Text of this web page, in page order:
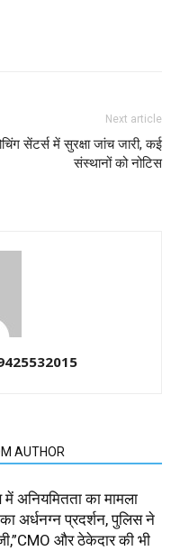
Next article
सेंटर्स में सुरक्षा जांच जारी, कई
संस्थानों को नोटिस
AUTHOR
में अनियमितता का मामला
अर्धनग्न प्रदर्शन, पुलिस ने
और ठेकेदार की भी